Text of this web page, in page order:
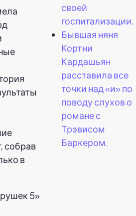
собрав
в
5»
своей
госпитализации.
Бывшая няня
Кортни
Кардашьян
расставила все
точки над «и» по
поводу слухов о
романе с
Трэвисом
Баркером.